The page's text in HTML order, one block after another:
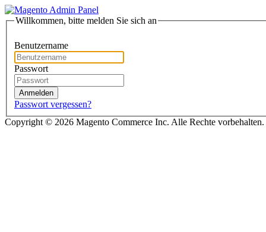
Willkommen, bitte melden Sie sich an
Benutzername
Passwort
Anmelden
Passwort vergessen?
Copyright © 2026 Magento Commerce Inc. Alle Rechte vorbehalten.